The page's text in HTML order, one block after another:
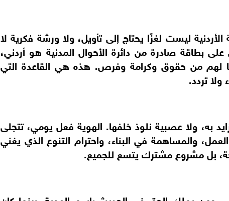
ليست لغزًا يحتاج إلى تأويل، ولا ورشة فكرية لا
بطاقة صادرة من دائرة الأحوال المدنية هو أردني،
لهم من حقوق وكرامة وفرص. هذه هي القاعدة التي
تردد.
به، ولا عصبية نلوذ خلفها. الهوية فعل يومي، تتجلى
والمساهمة في البناء، واحترام التنوع الذي يغني
بل مشروع مشترك يتسع للجميع.